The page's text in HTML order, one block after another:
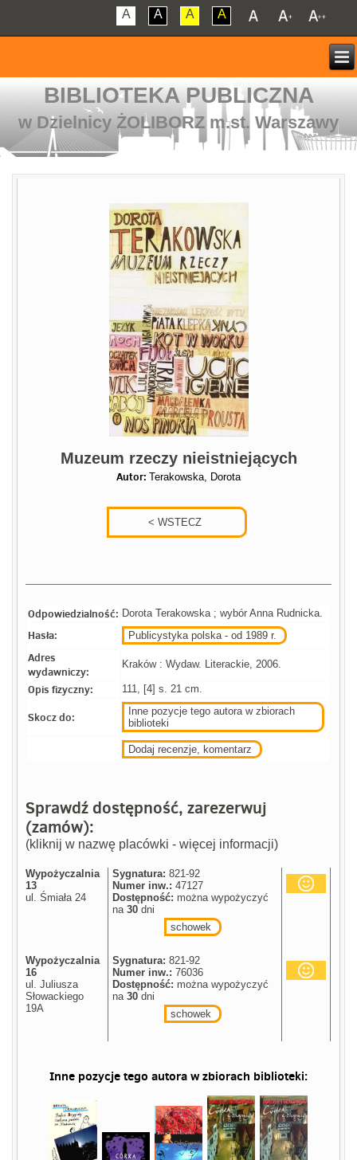
A A A A
BIBLIOTEKA PUBLICZNA
w Dzielnicy ŻOLIBORZ m.st. Warszawy
Muzeum rzeczy nieistniejących
Autor: Terakowska, Dorota
Odpowiedzialność: Dorota Terakowska ; wybór Anna Rudnicka.
Hasła: Publicystyka polska - od 1989 r.
Adres
wydawniczy:
Kraków : Wydaw. Literackie, 2006.
Opis fizyczny: 111, [4] s. 21 cm.
Skocz do:
Inne pozycje tego autora w zbiorach
biblioteki
Dodaj recenzje, komentarz
Sprawdź dostępność, zarezerwuj
(zamów):
(kliknij w nazwę placówki - więcej informacji)
Wypożyczalnia
13
ul. Śmiała 24
Sygnatura: 821-92
Numer inw.: 47127
Dostępność: można wypożyczyć
na30 dni
schowek
Wypożyczalnia
16
ul. Juliusza
Słowackiego
19A
Sygnatura: 821-92
Numer inw.: 76036
Dostępność: można wypożyczyć
na30 dni
schowek
Inne pozycje tego autora w zbiorach biblioteki: